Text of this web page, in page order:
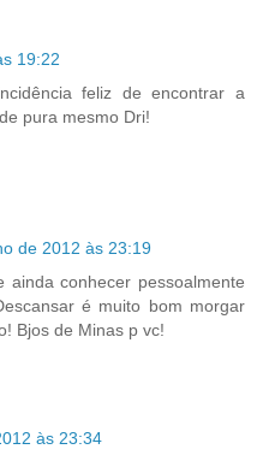
19:22
feliz de encontrar a
pura mesmo Dri!
de 2012 às 23:19
ainda conhecer pessoalmente
é muito bom morgar
Bjos de Minas p vc!
às 23:34